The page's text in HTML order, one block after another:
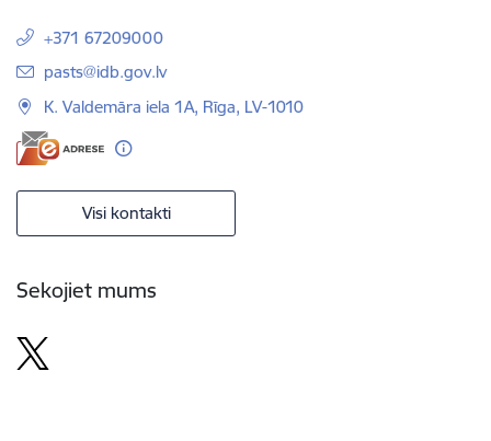
+371 67209000
E-pasts:
pasts@idb.gov.lv
K. Valdemāra iela 1A, Rīga, LV-1010
Visi kontakti
Sekojiet mums